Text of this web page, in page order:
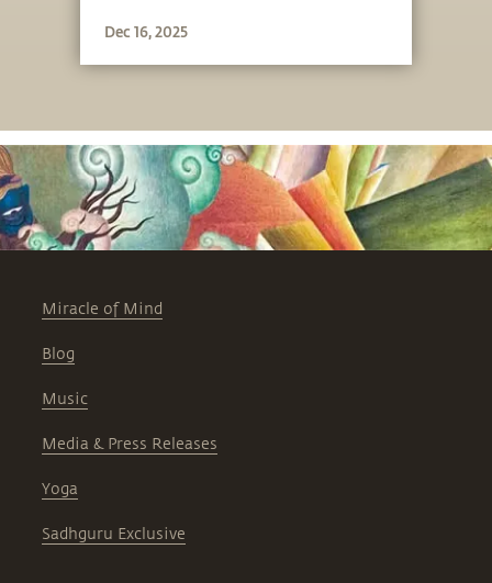
மாற்றியமைக்கிறது.
Dec 16, 2025
Miracle of Mind
Blog
Music
Media & Press Releases
Yoga
Sadhguru Exclusive